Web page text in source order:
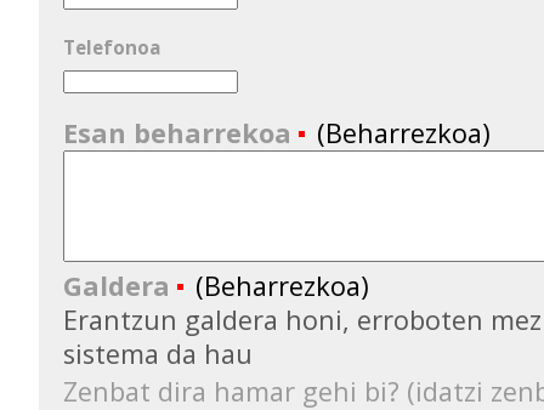
Telefonoa
Esan beharrekoa (Beharrezkoa)
Galdera
(Beharrezkoa)
Erantzun galdera honi, erroboten
sistema da hau
Zenbat dira hamar gehi bi? (idatzi